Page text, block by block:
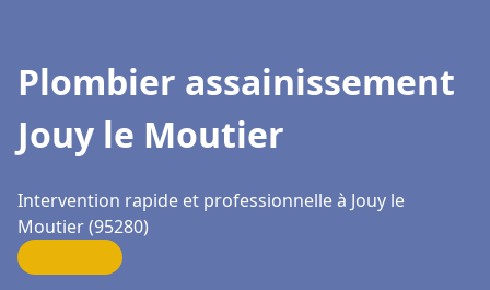
Plombier assainissement
Jouy le Moutier
Intervention rapide et professionnelle à Jouy le
Moutier (95280)